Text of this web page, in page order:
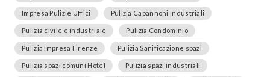
Impresa Pulizie Uffici Pulizia Capannoni Industriali
Pulizia civile e industriale Pulizia Condominio
Pulizia Impresa Firenze Pulizia Sanificazione spazi
Pulizia spazi comuni Hotel Pulizia spazi industriali